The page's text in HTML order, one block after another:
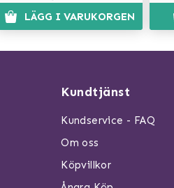
LÄGG I VARUKORGEN
Kundtjänst
Kundservice - FAQ
Om oss
Köpvillkor